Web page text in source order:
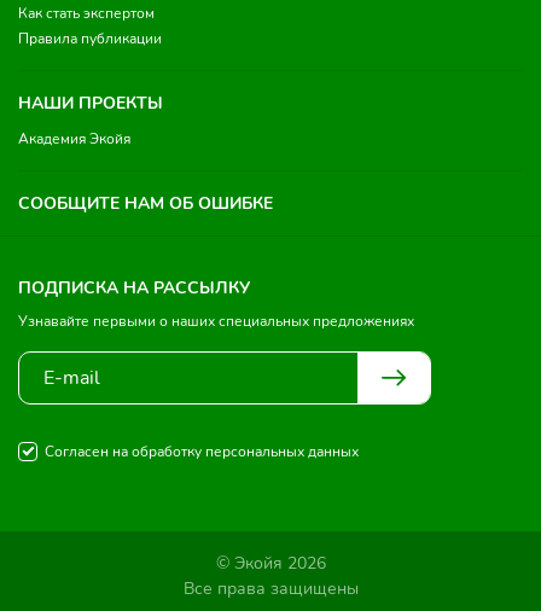
Как стать экспертом
Правила публикации
НАШИ ПРОЕКТЫ
Академия Экойя
СООБЩИТЕ НАМ ОБ ОШИБКЕ
ПОДПИСКА НА РАССЫЛКУ
Узнавайте первыми о наших специальных предложениях
Согласен на обработку персональных данных
© Экойя 2026
Все права защищены